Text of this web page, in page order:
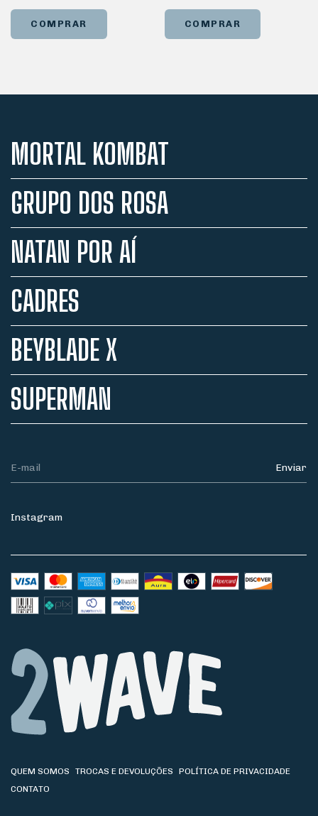
COMPRAR COMPRAR
MORTAL KOMBAT
GRUPO DOS ROSA
NATAN POR AÍ
CADRES
BEYBLADE X
SUPERMAN
Instagram
QUEM SOMOS TROCAS E DEVOLUÇÕES
POLÍTICA DE PRIVACIDADE
CONTATO